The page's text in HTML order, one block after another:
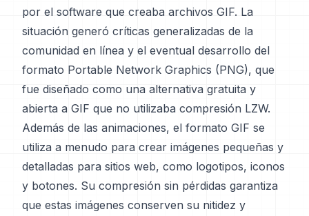
por el software que creaba archivos GIF. La
situación generó críticas generalizadas de la
comunidad en línea y el eventual desarrollo del
formato Portable Network Graphics (PNG), que
fue diseñado como una alternativa gratuita y
abierta a GIF que no utilizaba compresión LZW.
Además de las animaciones, el formato GIF se
utiliza a menudo para crear imágenes pequeñas y
detalladas para sitios web, como logotipos, iconos
y botones. Su compresión sin pérdidas garantiza
que estas imágenes conserven su nitidez y